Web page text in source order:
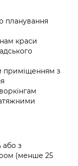
планування
краси
приміщенням з
або з
(менше 25